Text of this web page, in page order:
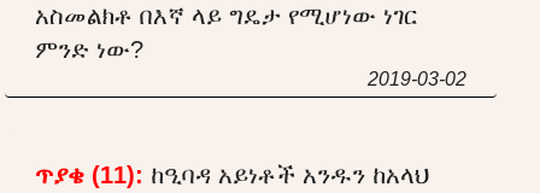
አስመልክቶ በእኛ ላይ ግዴታ የሚሆነው ነገር
ምንድ ነው?
2019-03-02
ጥያቄ (11): ከዒባዳ አይነቶች አንዱን ከአላህ